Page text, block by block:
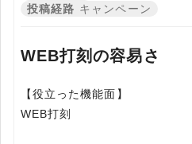
投稿経路 キャンペーン
WEB打刻の容易さ
【役立った機能面】
WEB打刻